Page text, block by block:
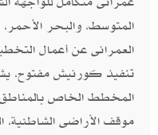
المتوسط، والبحر
العمرانى عن أعمال
تنفيذ كورنيش مفتوح،
المخطط الخاص بالمناطق
موقف الأراضى الشاطئية،